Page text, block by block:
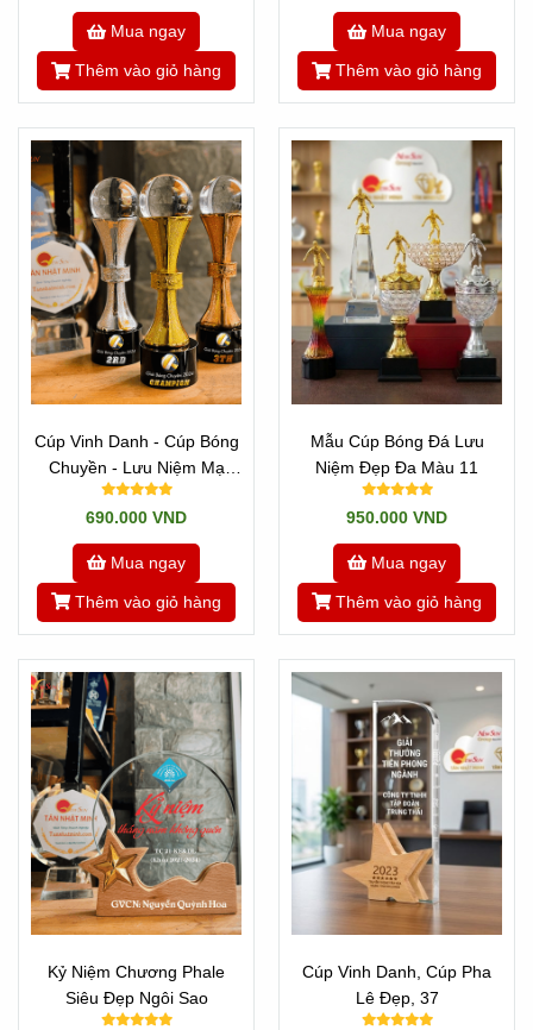
Mua ngay
Thêm vào giỏ hàng
Mua ngay
Thêm vào giỏ hàng
Cúp Vinh Danh - Cúp Bóng
Chuyền - Lưu Niệm Mạ
Vàng 2
690.000 VND
Mua ngay
Thêm vào giỏ hàng
Mẫu Cúp Bóng Đá Lưu
Niệm Đẹp Đa Màu 11
950.000 VND
Mua ngay
Thêm vào giỏ hàng
Kỷ Niệm Chương Phale
Siêu Đẹp Ngôi Sao
Cúp Vinh Danh, Cúp Pha
Lê Đẹp, 37